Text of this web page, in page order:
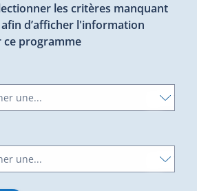
les critères manquant
d’afficher l'information
ce programme